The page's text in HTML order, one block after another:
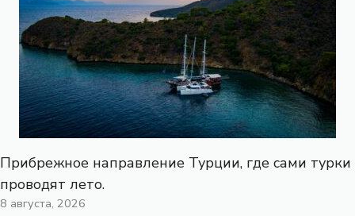
Прибрежное направление Турции, где сами турки
проводят лето.
8 августа, 2026